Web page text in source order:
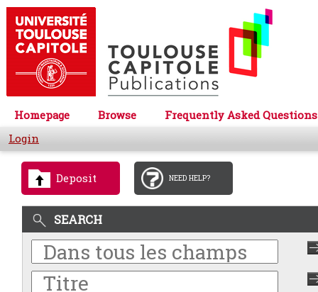
Homepage Browse
Frequently Asked Questions
Login
Deposit NEED HELP?
SEARCH